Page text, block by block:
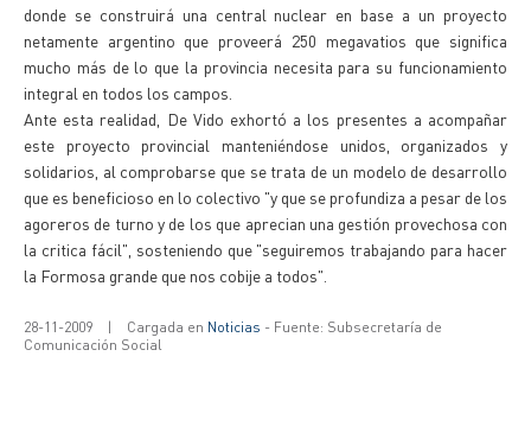
donde se construirá una central nuclear en base a un proyecto
netamente argentino que proveerá 250 megavatios que significa
mucho más de lo que la provincia necesita para su funcionamiento
integral en todos los campos.
Ante esta realidad, De Vido exhortó a los presentes a acompañar
este proyecto provincial manteniéndose unidos, organizados y
solidarios, al comprobarse que se trata de un modelo de desarrollo
que es beneficioso en lo colectivo "y que se profundiza a pesar de los
agoreros de turno y de los que aprecian una gestión provechosa con
la critica fácil", sosteniendo que "seguiremos trabajando para hacer
la Formosa grande que nos cobije a todos".
28-11-2009 | Cargada en Noticias - Fuente: Subsecretaría de
Comunicación Social